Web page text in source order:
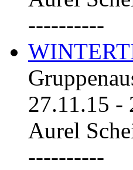
----------
27.11.15 -
Aurel
----------